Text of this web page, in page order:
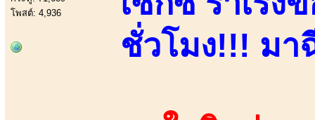
โพสต์: 4,936
ชั่วโมง!!! มา